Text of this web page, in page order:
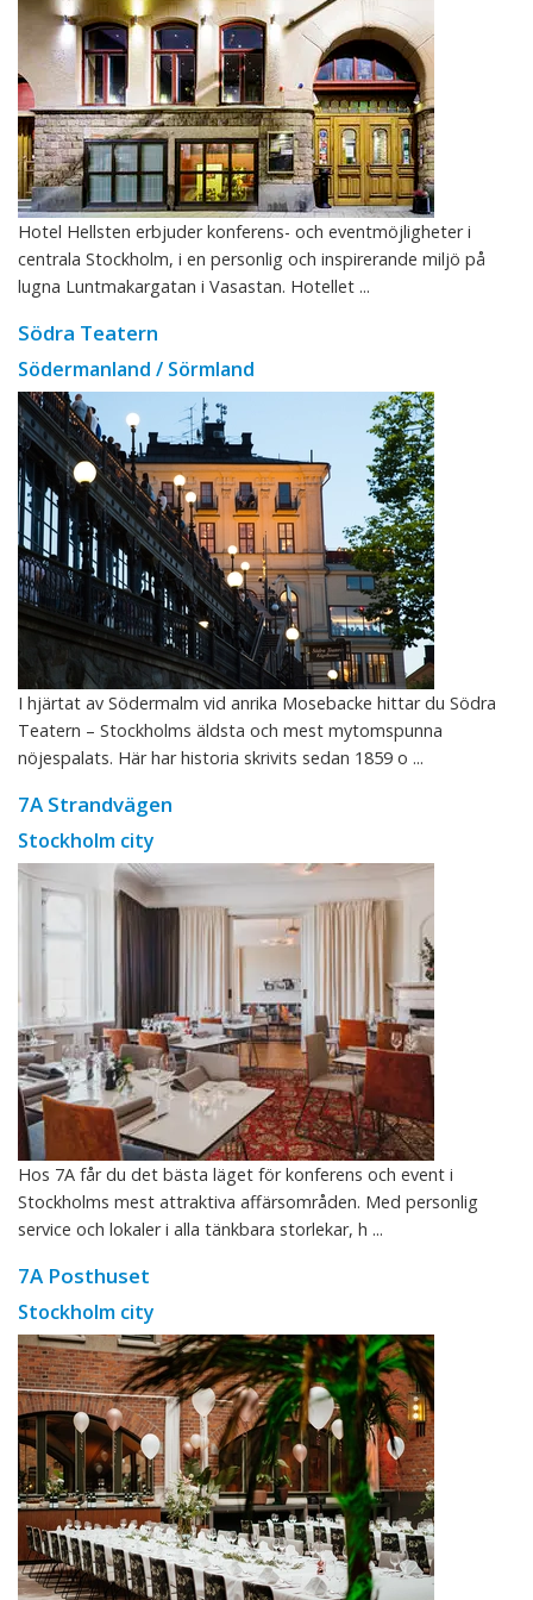
Hotel Hellsten erbjuder konferens- och eventmöjligheter i
centrala Stockholm, i en personlig och inspirerande miljö på
lugna Luntmakargatan i Vasastan. Hotellet ...
Södra Teatern
Södermanland / Sörmland
I hjärtat av Södermalm vid anrika Mosebacke hittar du Södra
Teatern – Stockholms äldsta och mest mytomspunna
nöjespalats. Här har historia skrivits sedan 1859 o ...
7A Strandvägen
Stockholm city
Hos 7A får du det bästa läget för konferens och event i
Stockholms mest attraktiva affärsområden. Med personlig
service och lokaler i alla tänkbara storlekar, h ...
7A Posthuset
Stockholm city